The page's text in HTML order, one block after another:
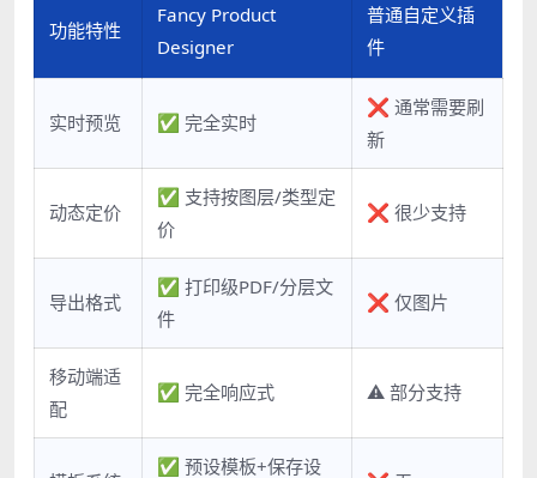
功能特性
Fancy Product
Designer
普通自定义插
件
实时预览 ✅ 完全实时
❌ 通常需要刷
新
动态定价
✅ 支持按图层/类型定
价
❌ 很少支持
导出格式
✅ 打印级PDF/分层文
件
❌ 仅图片
移动端适
配
✅ 完全响应式 ⚠️ 部分支持
✅ 预设模板+保存设